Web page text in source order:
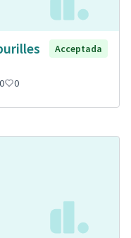
Acceptada
0 0